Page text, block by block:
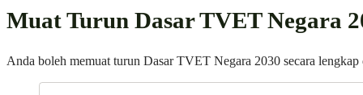
Muat Turun Dasar TVET Negara
Anda boleh memuat turun Dasar TVET Negara 2030 secara